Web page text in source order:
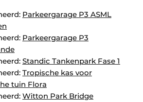
Parkeergarage P3 ASML
Parkeergarage P3
Standic Tankenpark Fase 1
Tropische kas voor
tuin Flora
Witton Park Bridge